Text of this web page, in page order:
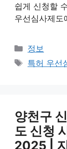
쉽게 신청할
우선심사제도
카
테
정보
태
특허 우선
양천구
도 신청
2025 |